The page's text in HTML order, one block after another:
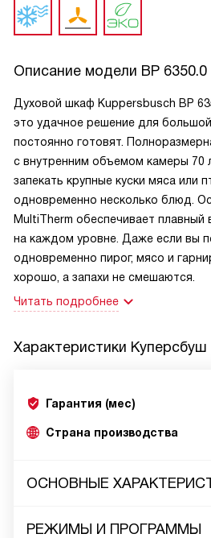
Описание модели BP 6350.0
Духовой шкаф Kuppersbusch BP
это удачное решение для большой
постоянно готовят.
с внутренним объемом камеры 70
запекать крупные куски мяса или
одновременно несколько блюд.
MultiTherm обеспечивает плавный
на каждом уровне. Даже если вы
одновременно пирог, мясо и
хорошо, а запахи не смешаются.
Читать подробнее
Характеристики Куперсбуш
Гарантия (мес)
Страна производства
ОСНОВНЫЕ
РЕЖИМЫ И ПРОГРАММЫ